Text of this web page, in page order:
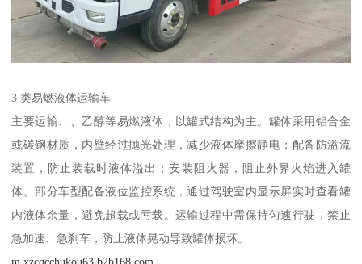
3 类易燃液体运输车​
主要运输、、乙醇等易燃液体，以罐式结构为主。罐体采用铝合金
或碳钢材质，内壁经过抛光处理，减少液体摩擦静电；配备防溢流
装置，防止装载时液体溢出；安装阻火器，阻止外界火焰进入罐
体。部分车型配备液位监控系统，通过驾驶室内显示屏实时查看罐
内液体余量，避免超载或亏载。运输过程中需保持匀速行驶，禁止
急加速、急刹车，防止液体晃动导致罐体损坏。​